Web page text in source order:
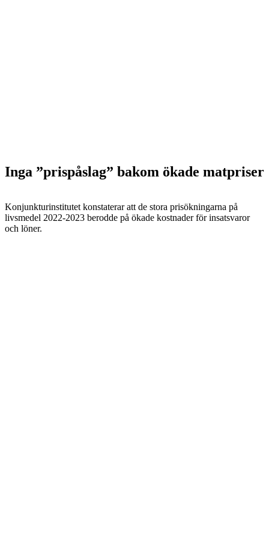
Inga ”prispåslag” bakom ökade matpriser
Konjunkturinstitutet konstaterar att de stora prisökningarna på
livsmedel 2022-2023 berodde på ökade kostnader för insatsvaror
och löner.